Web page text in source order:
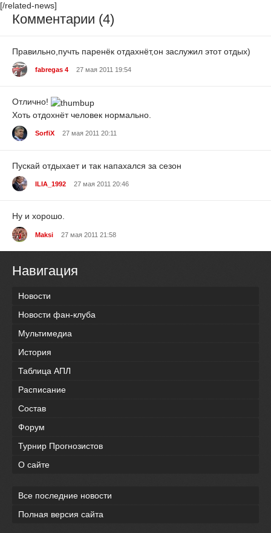
[/related-news]
Комментарии (4)
Правильно,пучть паренёк отдахнёт,он заслужил этот отдых)
fabregas 4 27 мая 2011 19:54
Отлично!
Хоть отдохнёт человек нормально.
SorfiX 27 мая 2011 20:11
Пускай отдыхает и так напахался за сезон
ILIA_1992 27 мая 2011 20:46
Ну и хорошо.
Maksi 27 мая 2011 21:58
Навигация
Новости
Новости фан-клуба
Мультимедиа
История
Таблица АПЛ
Расписание
Состав
Форум
Турнир Прогнозистов
О сайте
Все последние новости
Полная версия сайта